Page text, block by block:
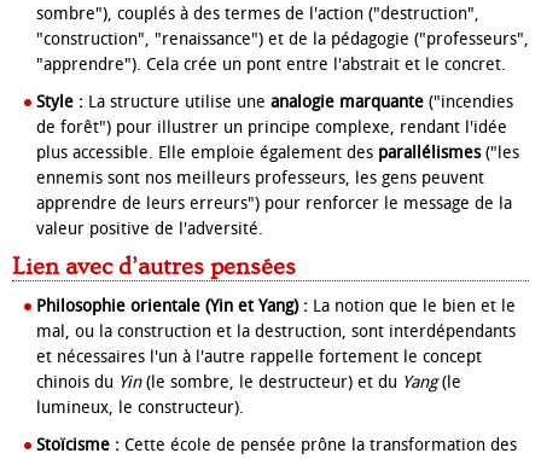
sombre"), couplés à des termes de l'action ("destruction",
"construction", "renaissance") et de la pédagogie ("professeurs",
"apprendre"). Cela crée un pont entre l'abstrait et le concret.
Style : La structure utilise une analogie marquante ("incendies
de forêt") pour illustrer un principe complexe, rendant l'idée
plus accessible. Elle emploie également des parallélismes("les
ennemis sont nos meilleurs professeurs, les gens peuvent
apprendre de leurs erreurs") pour renforcer le message de la
valeur positive de l'adversité.
Lien avec d’autres pensées
Philosophie orientale (Yin et Yang) : La notion que le bien et le
mal, ou la construction et la destruction, sont interdépendants
et nécessaires l'un à l'autre rappelle fortement le concept
chinois du Yin(le sombre, le destructeur) et du Yang(le
lumineux, le constructeur).
Stoïcisme : Cette école de pensée prône la transformation des